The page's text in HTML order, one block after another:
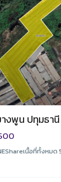
งพูน ปทุมธานี
เนื้อที่ทั้งหมด